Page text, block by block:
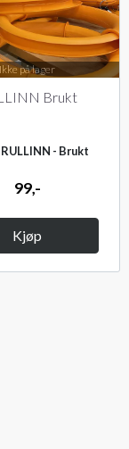
Ikke på lager
Brukt
- Brukt
99,-
Kjøp